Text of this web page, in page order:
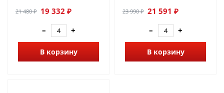
21 480 ₽ 19 332 ₽
–
+
В корзину
23 990 ₽ 21 591 ₽
–
+
В корзину